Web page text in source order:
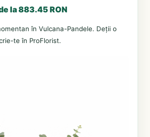
la 883.45 RON
în Vulcana-Pandele. Deții o
te în ProFlorist.